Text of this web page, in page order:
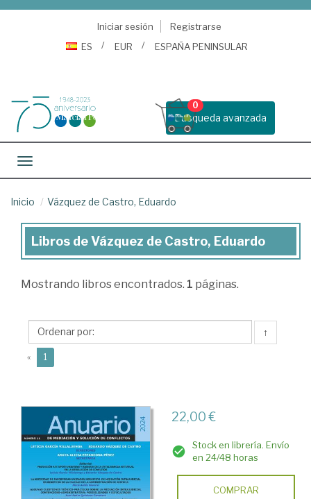
Iniciar sesión
Registrarse
ES
EUR ESPAÑA PENINSULAR
Busqueda avanzada
0
Toggle navigation
Inicio Vázquez de Castro, Eduardo
Libros
Vázquez
Castro,
Eduardo
Libros de Vázquez de Castro, Eduardo
Mostrando libros encontrados. 1 páginas.
↑
« 1
22,00 €
Stock en librería. Envío
en 24/48 horas
COMPRAR